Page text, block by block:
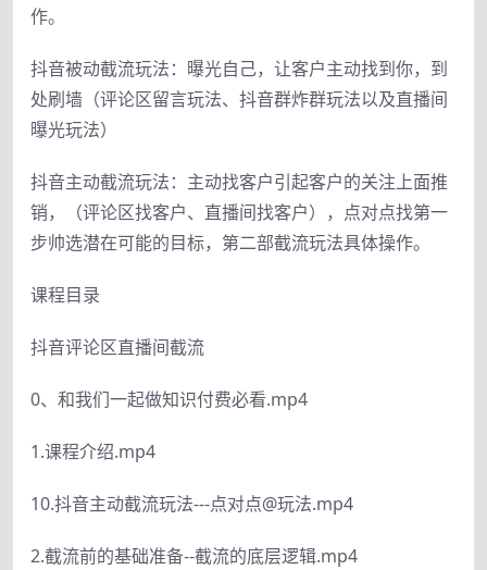
作。
抖音被动截流玩法：曝光自己，让客户主动找到你，到
处刷墙（评论区留言玩法、抖音群炸群玩法以及直播间
曝光玩法）
抖音主动截流玩法：主动找客户引起客户的关注上面推
销，（评论区找客户、直播间找客户），点对点找第一
步帅选潜在可能的目标，第二部截流玩法具体操作。
课程目录
抖音评论区直播间截流
0、和我们一起做知识付费必看.mp4
1.课程介绍.mp4
10.抖音主动截流玩法---点对点@玩法.mp4
2.截流前的基础准备--截流的底层逻辑.mp4